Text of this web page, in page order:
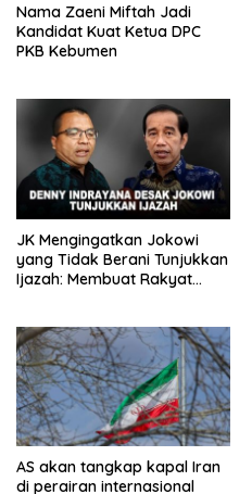
Nama Zaeni Miftah Jadi
Kandidat Kuat Ketua DPC
PKB Kebumen
JK Mengingatkan Jokowi
yang Tidak Berani Tunjukkan
Ijazah: Membuat Rakyat
AS akan tangkap kapal Iran
di perairan internasional